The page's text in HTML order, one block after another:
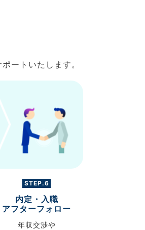
ートいたします。
STEP.6
内定・入職
アフターフォロー
年収交渉や